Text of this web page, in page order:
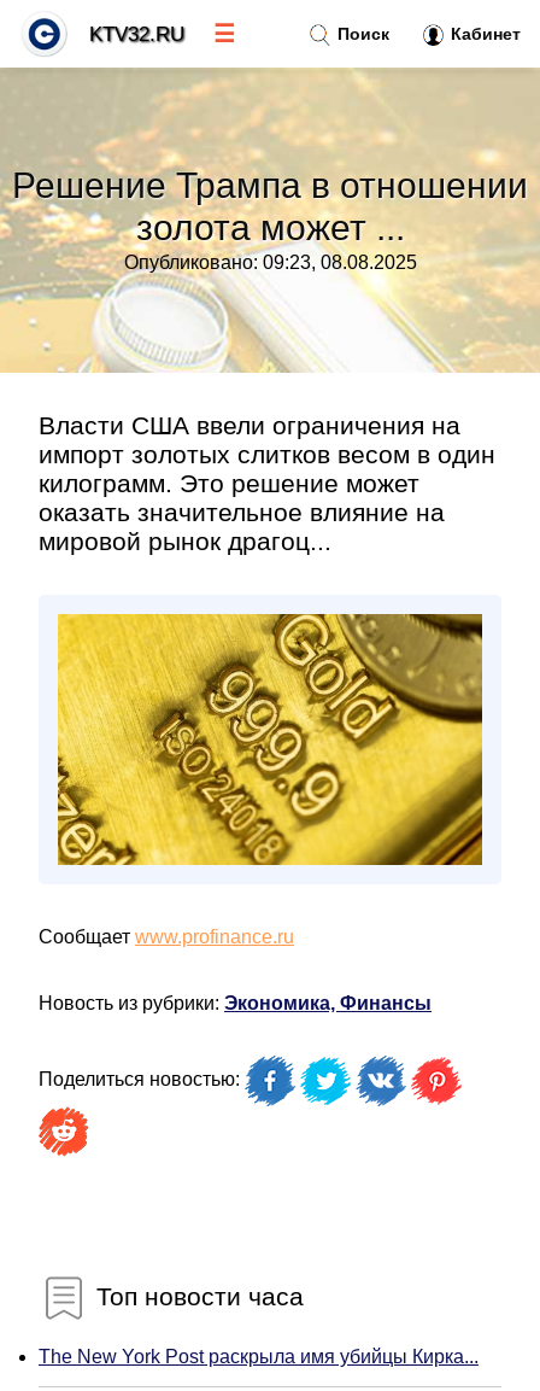
Решение Трампа в отношении
золота может ...
Опубликовано: 09:23, 08.08.2025
Власти США ввели ограничения на
импорт золотых слитков весом в один
килограмм. Это решение может
оказать значительное влияние на
мировой рынок драгоц...
Сообщает www.profinance.ru
Новость из рубрики: Экономика, Финансы
Поделиться новостью:
Топ новости часа
The New York Post раскрыла имя убийцы Кирка...
Поиск Кабинет
KTV32.RU ☰
Тренды новостей»
Рубрики»
Правила»
Контакт»